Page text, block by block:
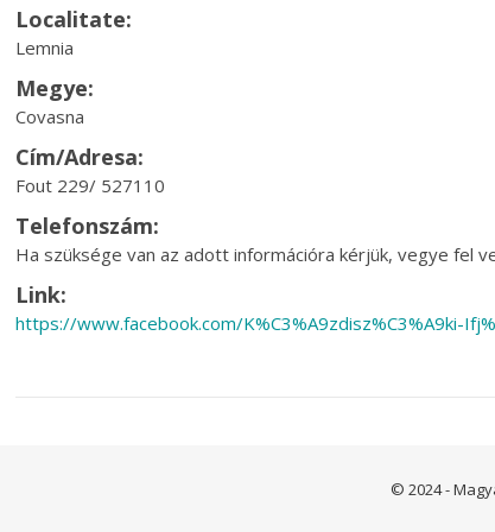
Localitate:
Lemnia
Megye:
Covasna
Cím/Adresa:
Fout 229/ 527110
Telefonszám:
Ha szüksége van az adott információra kérjük, vegye fel
Link:
https://www.facebook.com/K%C3%A9zdisz%C3%A9ki-
© 2024 -